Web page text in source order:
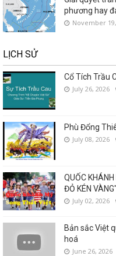
phương hay
November
LỊCH SỬ
Cổ Tích Trầu
July 26, 2026
Phù Đổng
July 08, 2026
QUỐC
ĐỎ KÉN
July 02, 2026
Bản sắc Việt
hoá
June 26, 2026